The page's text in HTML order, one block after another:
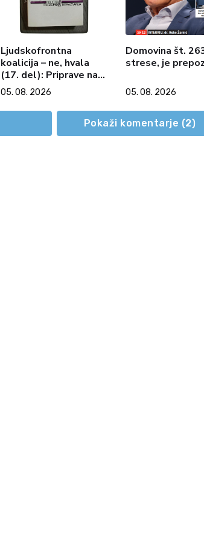
Ljudskofrontna
koalicija – ne, hvala
(17. del): Priprave na
sestop z oblasti –
dvorska opozicija 6:
Gramsci na delu: Revija
2000 in revolucionarna
izvotlitev krščanstva
05. 08. 2026
Domovina št.
strese, je
05. 08. 2026
Pokaži komentarje (2)